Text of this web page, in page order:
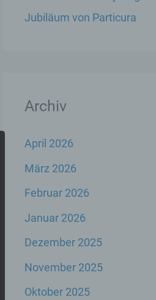
Jubiläum von Particura
Archiv
April 2026
März 2026
Februar 2026
Januar 2026
Dezember 2025
November 2025
Oktober 2025